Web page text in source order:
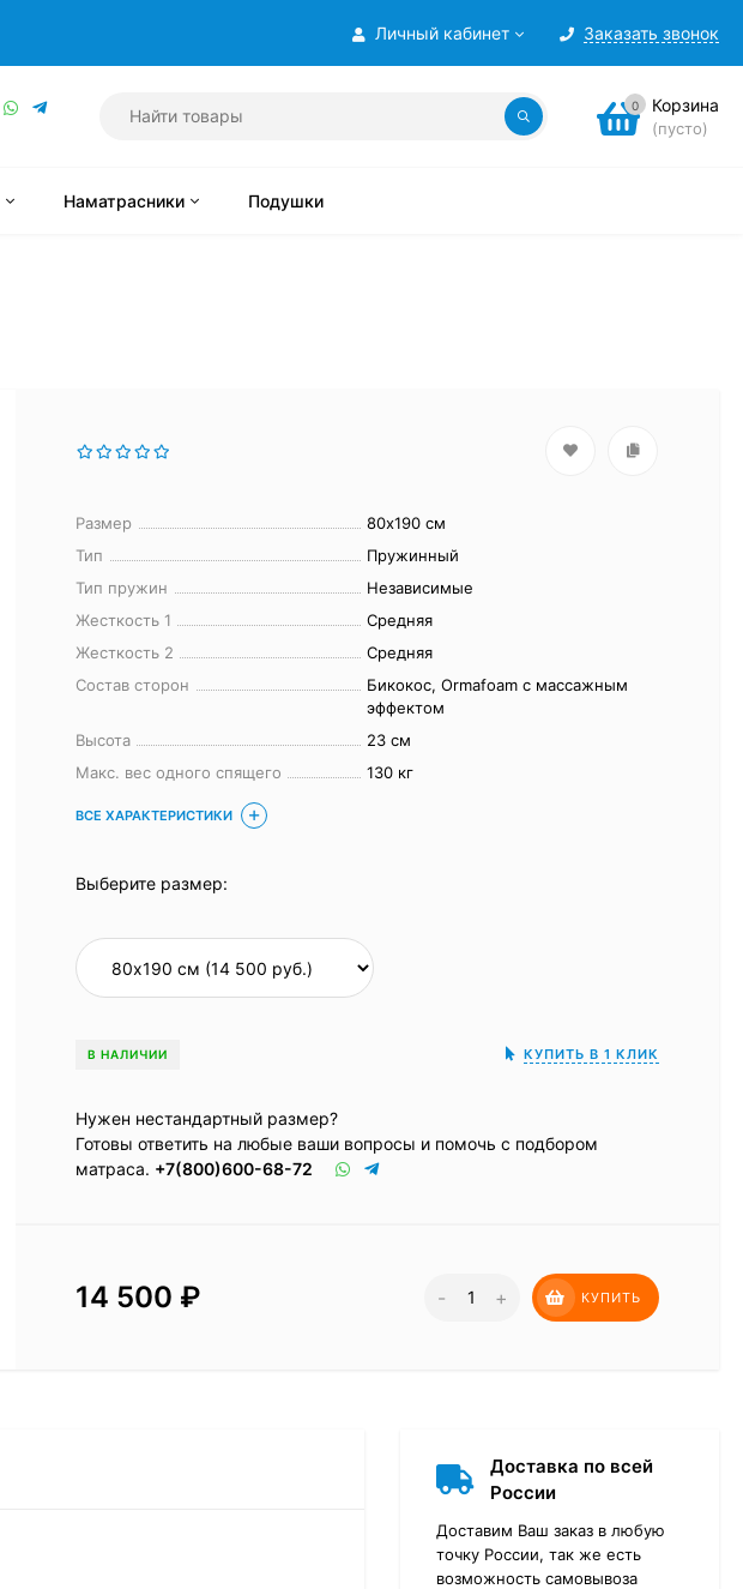
Личный кабинет Заказать звонок
0 Корзина
(пусто)
Наматрасники Подушки
Размер
80х190 см
Тип
Пружинный
Тип пружин
Независимые
Жесткость 1
Средняя
Жесткость 2
Средняя
Состав сторон
Бикокос, Ormafoam с массажным
эффектом
Высота
23 см
Макс. вес одного спящего
130 кг
ВСЕ ХАРАКТЕРИСТИКИ
Выберите размер:
В НАЛИЧИИ КУПИТЬ В 1 КЛИК
Нужен нестандартный размер?
Готовы ответить на любые ваши вопросы и помочь с подбором
матраса. +7(800)600-68-72
14 500 ₽ - + КУПИТЬ
Доставка по всей
России
Доставим Ваш заказ в любую
точку России, так же есть
возможность самовывоза